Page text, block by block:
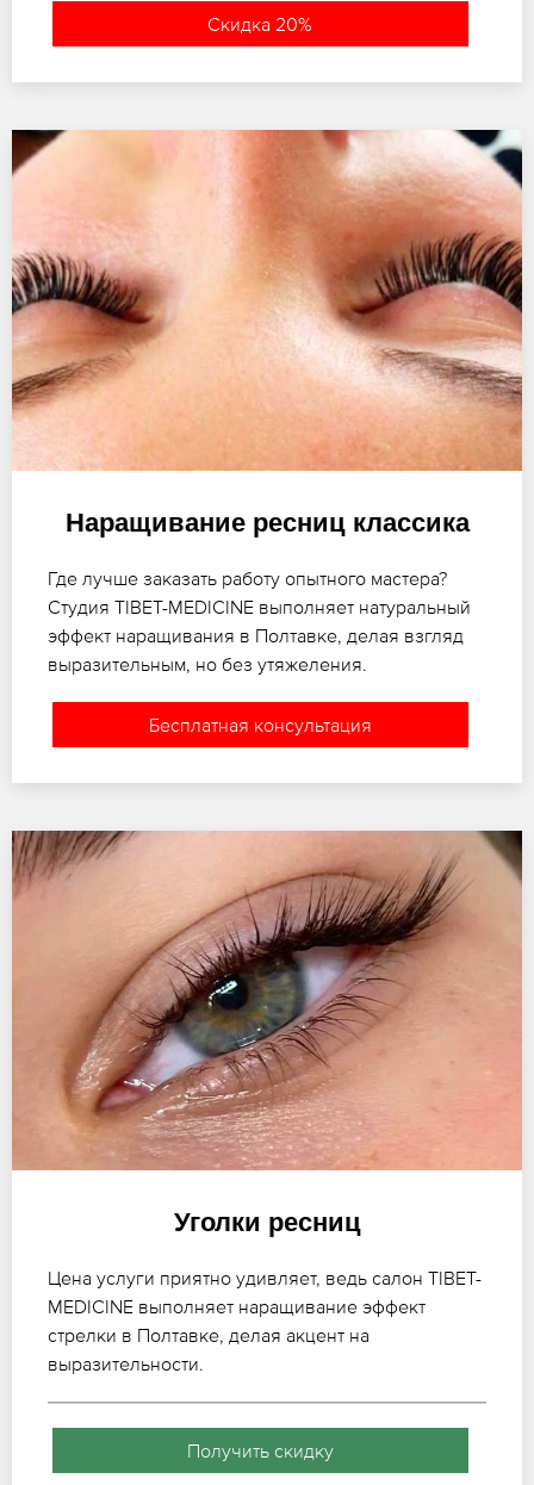
Скидка 20%
Наращивание ресниц классика
Где лучше заказать работу опытного мастера?
Студия TIBET-MEDICINE выполняет натуральный
эффект наращивания в Полтавке, делая взгляд
выразительным, но без утяжеления.
Бесплатная консультация
Уголки ресниц
Цена услуги приятно удивляет, ведь салон TIBET-
MEDICINE выполняет наращивание эффект
стрелки в Полтавке, делая акцент на
выразительности.
Получить скидку